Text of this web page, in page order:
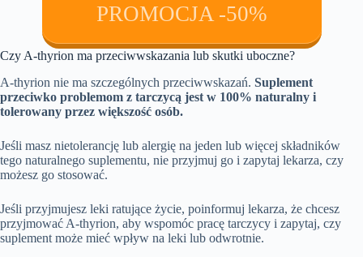
PROMOCJA -50%
Czy A-thyrion ma przeciwwskazania lub skutki uboczne?
A-thyrion nie ma szczególnych przeciwwskazań. Suplement
przeciwko problemom z tarczycą jest w 100% naturalny i
tolerowany przez większość osób.
Jeśli masz nietolerancję lub alergię na jeden lub więcej składników
tego naturalnego suplementu, nie przyjmuj go i zapytaj lekarza, czy
możesz go stosować.
Jeśli przyjmujesz leki ratujące życie, poinformuj lekarza, że chcesz
przyjmować A-thyrion, aby wspomóc pracę tarczycy i zapytaj, czy
suplement może mieć wpływ na leki lub odwrotnie.